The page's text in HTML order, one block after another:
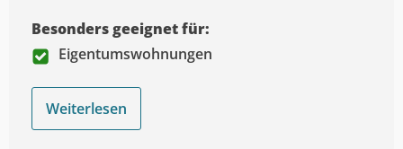
Besonders geeignet für:
Eigentumswohnungen
Weiterlesen